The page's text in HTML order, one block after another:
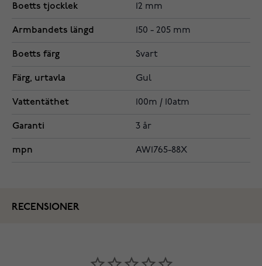
Boetts tjocklek 12 mm
Armbandets längd 150 - 205 mm
Boetts färg Svart
Färg, urtavla Gul
Vattentäthet 100m / 10atm
Garanti 3 år
mpn AW1765-88X
RECENSIONER